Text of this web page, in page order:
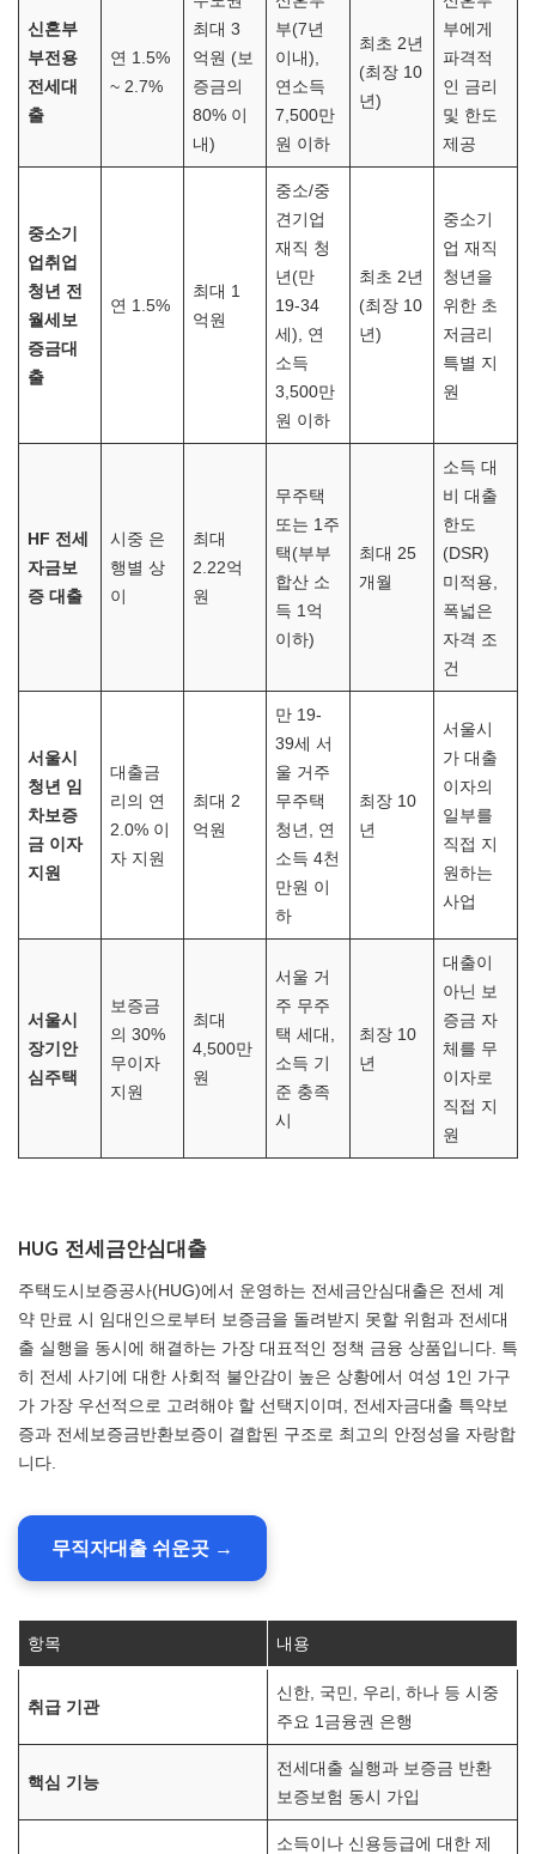
신혼부
부전용
전세대
출
연 1.5%
~ 2.7%
최대 3
억원 (보
증금의
80% 이
내)
부(7년
이내),
연소득
7,500만
원 이하
최초 2년
(최장 10
년)
부에게
파격적
인 금리
및 한도
제공
중소기
업취업
청년 전
월세보
증금대
출
연 1.5%
최대 1
억원
중소/중
견기업
재직 청
년(만
19-34
세), 연
소득
3,500만
원 이하
최초 2년
(최장 10
년)
중소기
업 재직
청년을
위한 초
저금리
특별 지
원
HF 전세
자금보
증 대출
시중 은
행별 상
이
최대
2.22억
원
무주택
또는 1주
택(부부
합산 소
득 1억
이하)
최대 25
개월
소득 대
비 대출
한도
(DSR)
미적용,
폭넓은
자격 조
건
서울시
청년 임
차보증
금 이자
지원
대출금
리의 연
2.0% 이
자 지원
최대 2
억원
만 19-
39세 서
울 거주
무주택
청년, 연
소득 4천
만원 이
하
최장 10
년
서울시
가 대출
이자의
일부를
직접 지
원하는
사업
서울시
장기안
심주택
보증금
의 30%
무이자
지원
최대
4,500만
원
서울 거
주 무주
택 세대,
소득 기
준 충족
시
최장 10
년
대출이
아닌 보
증금 자
체를 무
이자로
직접 지
원
HUG 전세금안심대출
주택도시보증공사(HUG)에서 운영하는 전세금안심대출은 전세 계
약 만료 시 임대인으로부터 보증금을 돌려받지 못할 위험과 전세대
출 실행을 동시에 해결하는 가장 대표적인 정책 금융 상품입니다. 특
히 전세 사기에 대한 사회적 불안감이 높은 상황에서 여성 1인 가구
가 가장 우선적으로 고려해야 할 선택지이며, 전세자금대출 특약보
증과 전세보증금반환보증이 결합된 구조로 최고의 안정성을 자랑합
니다.
무직자대출 쉬운곳 →
항목 내용
취급 기관
신한, 국민, 우리, 하나 등 시중
주요 1금융권 은행
핵심 기능
전세대출 실행과 보증금 반환
보증보험 동시 가입
소득이나 신용등급에 대한 제